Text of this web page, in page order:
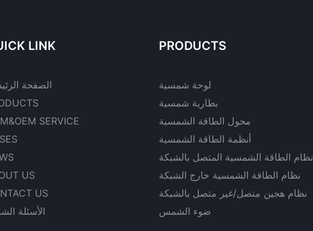
LINK
الصفحة
SERVICE
US
US
الأسئلة
PRODUCTS
لوحة شمسية
بطارية شمسية
محول الطاقة الشمسية
أنظمة الطاقة الشمسية
نظام الطاقة الشمسية المتصل بالشبكة
نظام الطاقة الشمسية خارج الشبكة
نظام هجين متصل/غير متصل بالشبكة
ضوء الشمس